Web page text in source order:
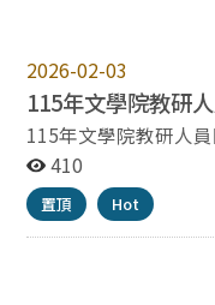
請人應於本校教師論
相關證明文件，由系
程序。已登錄資料，不需另
間：115年10月1日（四）
「來函」（附件01）
究成果獎勵辦法」（
位研究成果獎勵經費
2026-02-03
115年文學院教研
115年文學院教研人員國際
間：115年1月1日至
二、補助對象：本院教研人
時間：115年8月31日（
補助以一次為限 四、出版國際學術著作補助： （一）申
410
置頂 Hot